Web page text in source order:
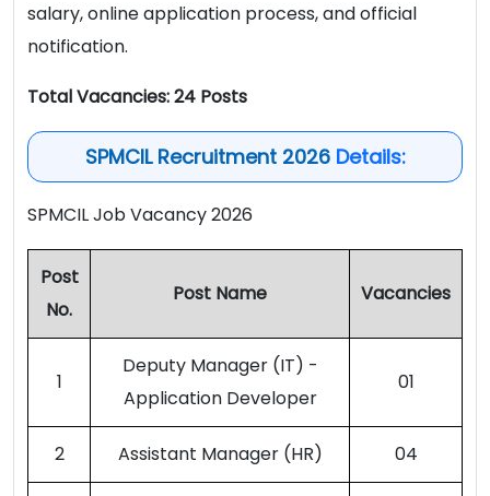
salary, online application process, and official
notification.
Total Vacancies: 24 Posts
SPMCIL Recruitment 2026Details:
SPMCIL Job Vacancy 2026
Post
No.
Post Name Vacancies
1
Deputy Manager (IT) -
Application Developer
01
2 Assistant Manager (HR) 04